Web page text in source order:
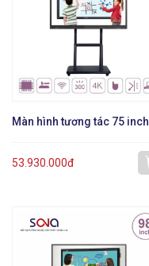
Màn hình tương tác 75 inch
53.930.000đ